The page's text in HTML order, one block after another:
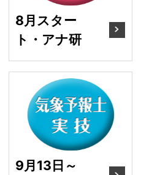
8月スター
ト・アナ研
9月13日～ 気象・学科
9月13日～